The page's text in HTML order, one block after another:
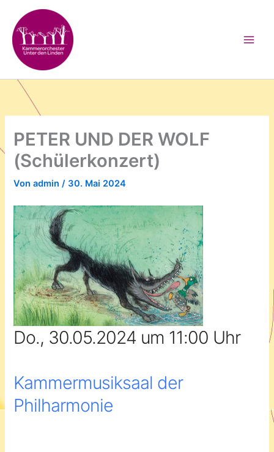
Inhalt
springen
PETER UND DER WOLF
(Schülerkonzert)
Vonadmin/ 30. Mai 2024
Do., 30.05.2024 um 11:00 Uhr
Kammermusiksaal der
Philharmonie